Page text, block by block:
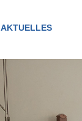
AKTUELLES